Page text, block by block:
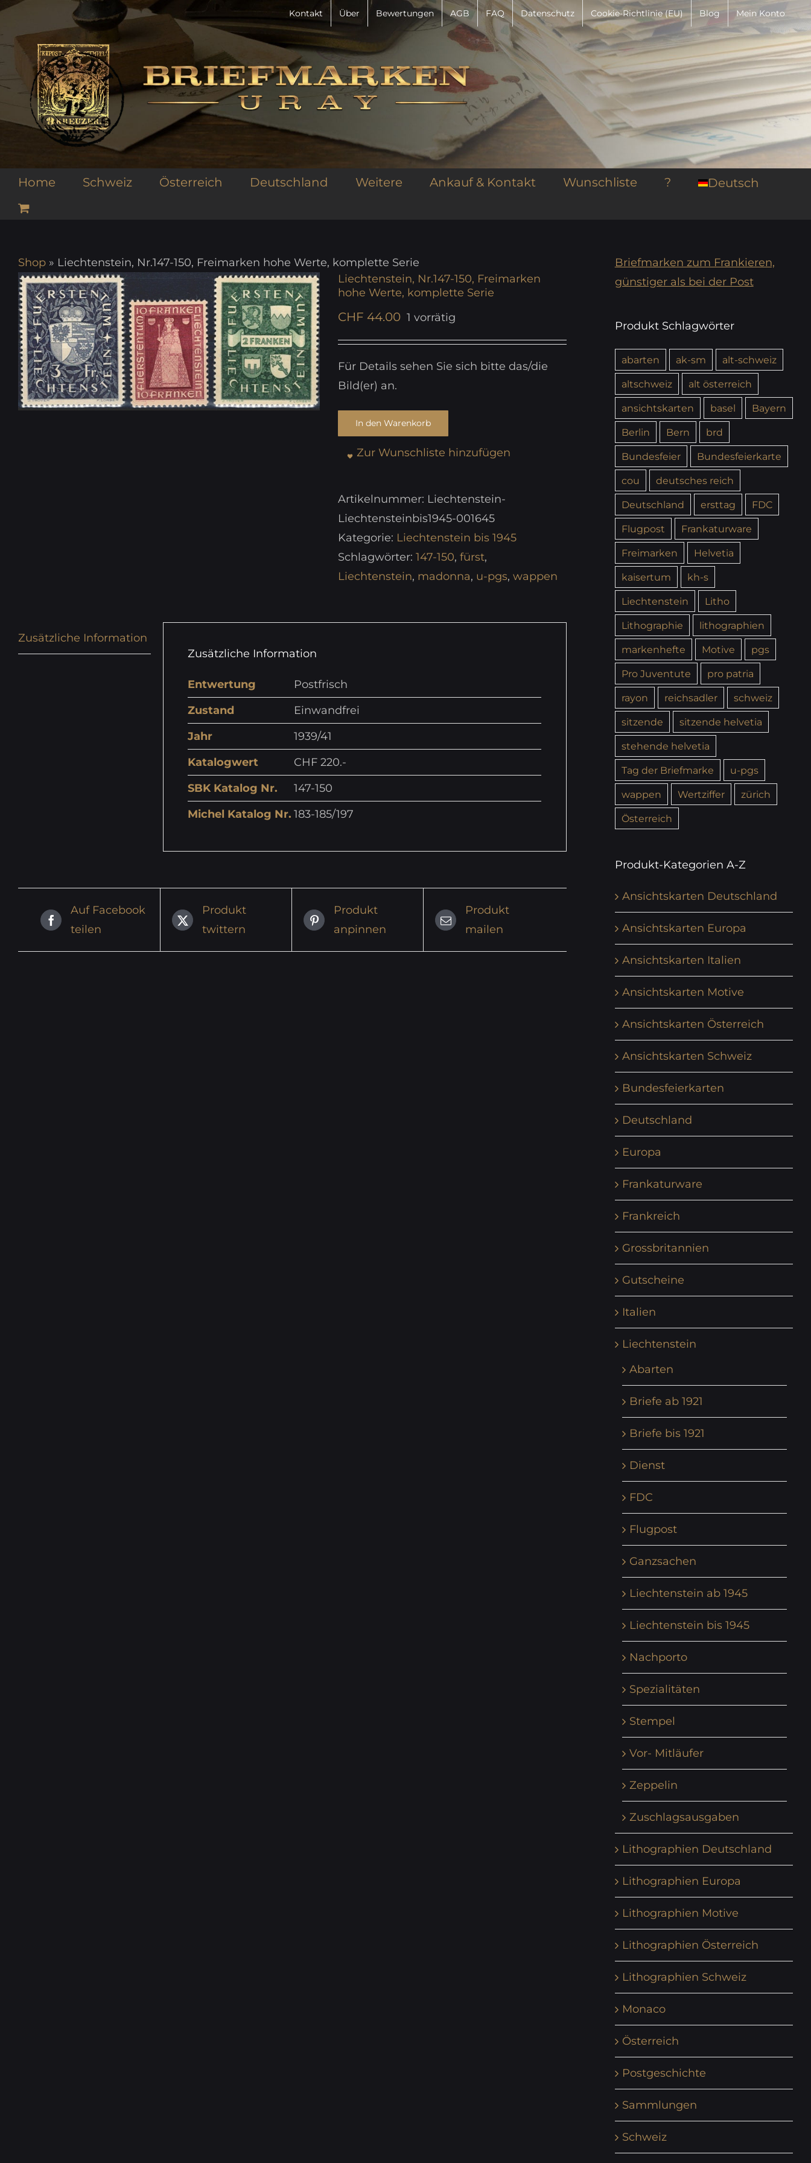
Zum
springen
Kontakt Über Bewertungen AGB FAQ Datenschutz Cookie-Richtlinie (EU) Blog Mein Konto
Home Schweiz Österreich Deutschland Weitere Ankauf & Kontakt Wunschliste ? Deutsch
Shop » Liechtenstein, Nr.147-150, Freimarken hohe Werte, komplette Serie
Liechtenstein, Nr.147-150, Freimarken
hohe Werte, komplette Serie
CHF 44.00 1 vorrätig
Für Details sehen Sie sich bitte das/die
Bild(er) an.
In den Warenkorb
Zur Wunschliste hinzufügen
Artikelnummer: Liechtenstein-
Liechtensteinbis1945-001645
Kategorie: Liechtenstein bis 1945
Schlagwörter: 147-150, fürst,
Liechtenstein, madonna, u-pgs, wappen
Zusätzliche Information
Zusätzliche Information
Entwertung
Postfrisch
Zustand
Einwandfrei
Jahr
1939/41
Katalogwert
CHF 220.-
SBK Katalog Nr.
147-150
Michel Katalog Nr. 183-185/197
Auf Facebook
teilen
Produkt
twittern
Produkt
anpinnen
Produkt
mailen
Briefmarken zum Frankieren,
günstiger als bei der Post
Produkt Schlagwörter
abarten ak-sm
alt-schweiz
altschweiz
alt österreich
ansichtskarten
basel
Bayern
Berlin
Bern
brd
Bundesfeier
Bundesfeierkarte
cou
deutsches reich
Deutschland
ersttag
FDC
Flugpost
Frankaturware
Freimarken
Helvetia
kaisertum
kh-s
Liechtenstein
Litho
Lithographie
lithographien
markenhefte
Motive
pgs
Pro Juventute
pro patria
rayon
reichsadler
schweiz
sitzende
sitzende helvetia
stehende helvetia
Tag der Briefmarke
u-pgs
wappen
Wertziffer
zürich
Österreich
Produkt-Kategorien A-Z
Ansichtskarten Deutschland
Ansichtskarten Europa
Ansichtskarten Italien
Ansichtskarten Motive
Ansichtskarten Österreich
Ansichtskarten Schweiz
Bundesfeierkarten
Deutschland
Europa
Frankaturware
Frankreich
Grossbritannien
Gutscheine
Italien
Liechtenstein
Abarten
Briefe ab 1921
Briefe bis 1921
Dienst
FDC
Flugpost
Ganzsachen
Liechtenstein ab 1945
Liechtenstein bis 1945
Nachporto
Spezialitäten
Stempel
Vor- Mitläufer
Zeppelin
Zuschlagsausgaben
Lithographien Deutschland
Lithographien Europa
Lithographien Motive
Lithographien Österreich
Lithographien Schweiz
Monaco
Österreich
Postgeschichte
Sammlungen
Schweiz